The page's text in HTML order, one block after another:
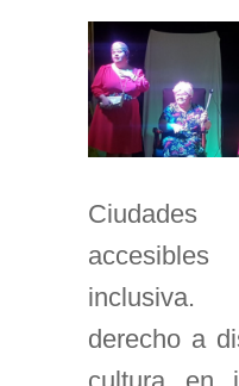
inclusiva.
derecho a